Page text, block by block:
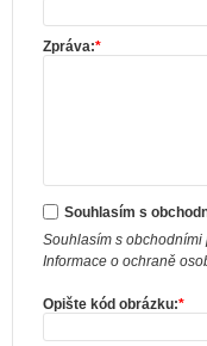
Zpráva:*
Souhlasím s
Souhlasím s
Informace o ochraně
Opište kód obrázku:*